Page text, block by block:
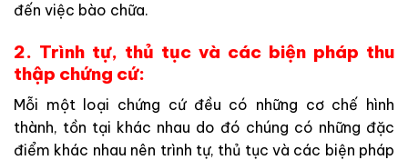
đến việc bào chữa.
2. Trình tự, thủ tục và các biện pháp thu
thập chứng cứ:
Mỗi một loại chứng cứ đều có những cơ chế hình
thành, tồn tại khác nhau do đó chúng có những đặc
điểm khác nhau nên trình tự, thủ tục và các biện pháp